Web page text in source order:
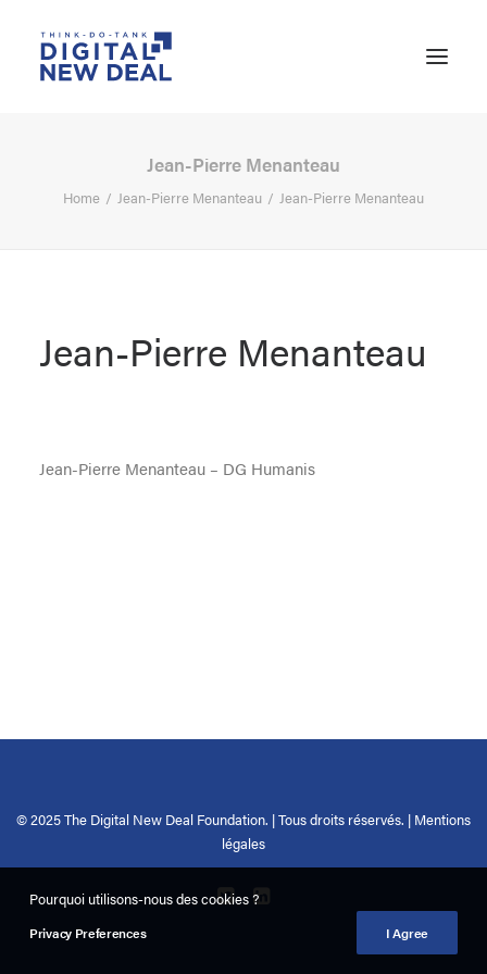
Jean-Pierre Menanteau
Home Jean-Pierre Menanteau Jean-Pierre Menanteau
Jean-Pierre Menanteau
Jean-Pierre Menanteau – DG Humanis
© 2025 The Digital New Deal Foundation. | Tous droits réservés. | Mentions
légales
Pourquoi utilisons-nous des cookies ?
Privacy Preferences I Agree